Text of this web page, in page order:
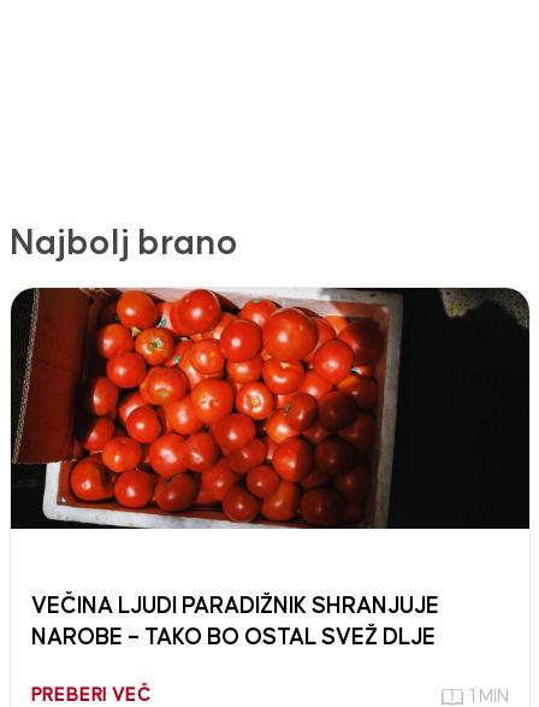
Najbolj brano
VEČINA LJUDI PARADIŽNIK SHRANJUJE
NAROBE – TAKO BO OSTAL SVEŽ DLJE
PREBERI VEČ 1 MIN